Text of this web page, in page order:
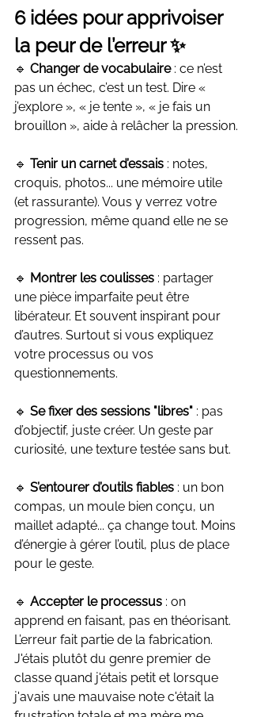
6 idées pour apprivoiser
la peur de l’erreur ✨
🔹 Changer de vocabulaire : ce n’est
pas un échec, c’est un test. Dire «
j’explore », « je tente », « je fais un
brouillon », aide à relâcher la pression.
🔹 Tenir un carnet d’essais : notes,
croquis, photos... une mémoire utile
(et rassurante). Vous y verrez votre
progression, même quand elle ne se
ressent pas.
🔹 Montrer les coulisses : partager
une pièce imparfaite peut être
libérateur. Et souvent inspirant pour
d’autres. Surtout si vous expliquez
votre processus ou vos
questionnements.
🔹 Se fixer des sessions "libres" : pas
d’objectif, juste créer. Un geste par
curiosité, une texture testée sans but.
🔹 S’entourer d’outils fiables : un bon
compas, un moule bien conçu, un
maillet adapté... ça change tout. Moins
d’énergie à gérer l’outil, plus de place
pour le geste.
🔹 Accepter le processus : on
apprend en faisant, pas en théorisant.
L’erreur fait partie de la fabrication.
J'étais plutôt du genre premier de
classe quand j'étais petit et lorsque
j'avais une mauvaise note c'était la